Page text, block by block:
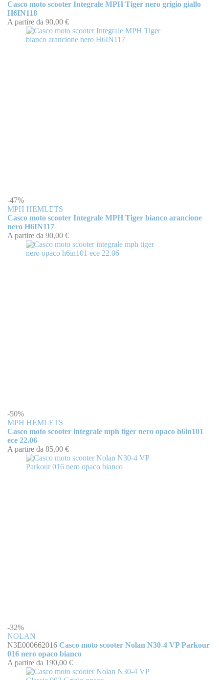
Casco moto scooter Integrale MPH Tiger nero grigio giallo
H6IN118
A partire da 90,00 €
-47%
MPH HEMLETS
Casco moto scooter Integrale MPH Tiger bianco arancione
nero H6IN117
A partire da 90,00 €
-50%
MPH HEMLETS
Casco moto scooter integrale mph tiger nero opaco h6in101
ece 22.06
A partire da 85,00 €
-32%
NOLAN
N3E000662016 Casco moto scooter Nolan N30-4 VP Parkour
016 nero opaco bianco
A partire da 190,00 €